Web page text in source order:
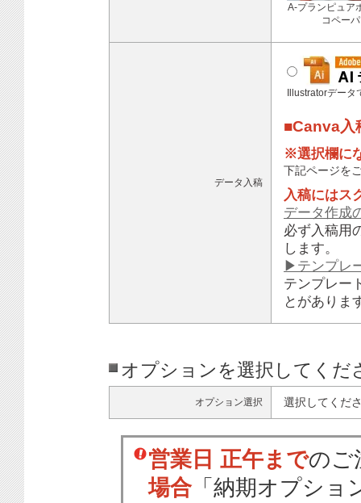
A-プランピュア
コペー
データ入稿
Illustratorデータ
■Canva入
※選択欄に
下記ページを
入稿にはス
データ作成
必ず入稿用
します。
▶テンプレ
テンプレー
とがありま
オプションを選択してくだ
オプション選択 選択してくだ
営業日 正午までのご
場合 「納期オプショ